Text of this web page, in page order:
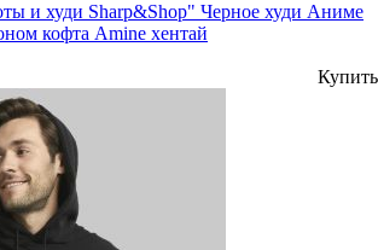
и худи Sharp&Shop" Черное худи Аниме
кофта Amine хентай
Купить